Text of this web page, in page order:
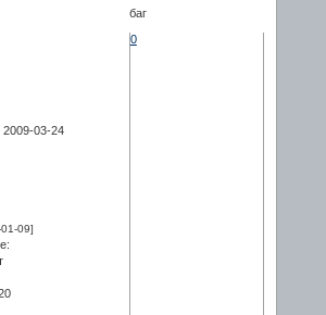
2009-03-24
09]
баг
0